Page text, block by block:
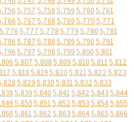
5,7575,7585,7595,7605,761
5,7675,7685,7695,7705,771
5,7765,7775,7785,7795,7805,781
5,7875,7885,7895,7905,791
5,7975,7985,7995,8005,801
5,8075,8085,8095,8105,8115,812
5,8185,8195,8205,8215,8225,823
5,8295,8305,8315,8325,833
5,8395,8405,8415,8425,8435,844
5,8505,8515,8525,8535,8545,855
5,8615,8625,8635,8645,8655,866